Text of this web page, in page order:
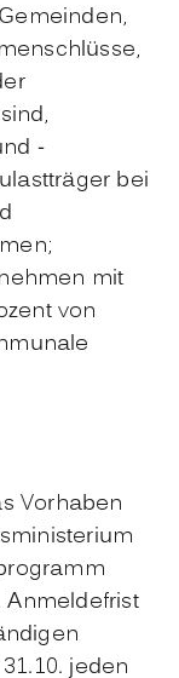
-
bei
mit
von
Vorhaben
jeden